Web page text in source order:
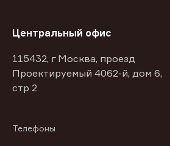
Центральный офис
115432, г Москва, проезд
Проектируемый 4062-й, дом 6,
стр 2
Телефоны